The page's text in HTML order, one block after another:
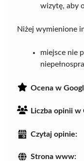
wizytę, aby
Niżej wymienione
miejsce nie
Ocena w
Liczba opinii w
Czytaj opinie:
Strona www: